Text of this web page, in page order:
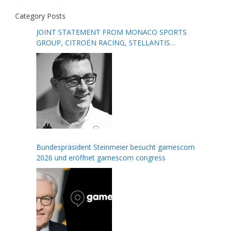
Category Posts
JOINT STATEMENT FROM MONACO SPORTS
GROUP, CITROËN RACING, STELLANTIS
MOTORSPORT, FORMULA E AND THE FIA
Bundespräsident Steinmeier besucht gamescom
2026 und eröffnet gamescom congress